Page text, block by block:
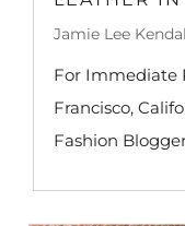
Jamie Lee
For Immediate
Francisco,
Fashion